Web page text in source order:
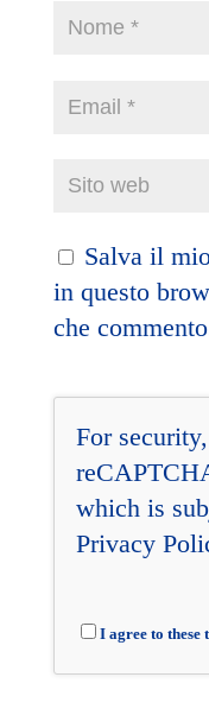
Salva il
in questo
che
For
which is
Privacy
I agree to these